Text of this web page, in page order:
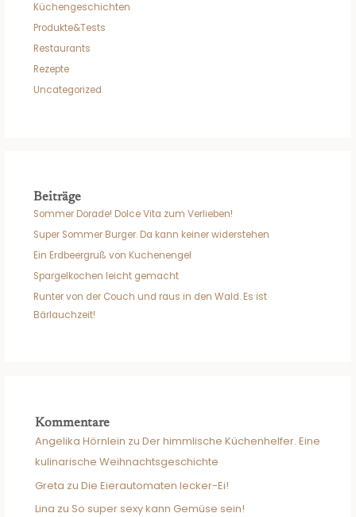
Küchengeschichten
Produkte&Tests
Restaurants
Rezepte
Uncategorized
Beiträge
Sommer Dorade! Dolce Vita zum Verlieben!
Super Sommer Burger. Da kann keiner widerstehen
Ein Erdbeergruß von Kuchenengel
Spargelkochen leicht gemacht
Runter von der Couch und raus in den Wald. Es ist
Bärlauchzeit!
Kommentare
Angelika Hörnlein zuDer himmlische Küchenhelfer. Eine
kulinarische Weihnachtsgeschichte
Greta zuDie Eierautomaten lecker-Ei!
Lina zu So super sexy kann Gemüse sein!